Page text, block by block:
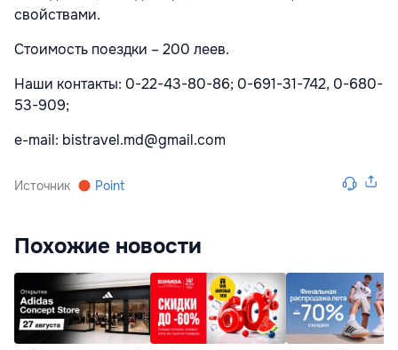
свойствами.
Стоимость поездки – 200 леев.
Наши контакты: 0-22-43-80-86; 0-691-31-742, 0-680-
53-909;
e-mail: bistravel.md@gmail.com
Источник Point
Похожие новости